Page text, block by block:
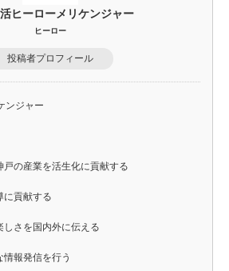
ヒーローメリケンジャー
ヒーロー
投稿者プロフィール
ンジャー
戸の産業を活生化に貢献する
に貢献する
さを国内外に伝える
報発信を行う